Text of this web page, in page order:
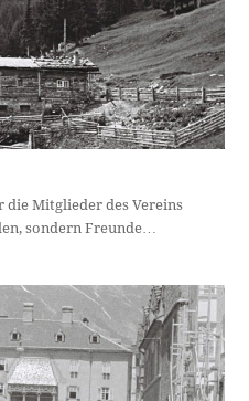
die Mitglieder des Vereins
sondern Freunde…